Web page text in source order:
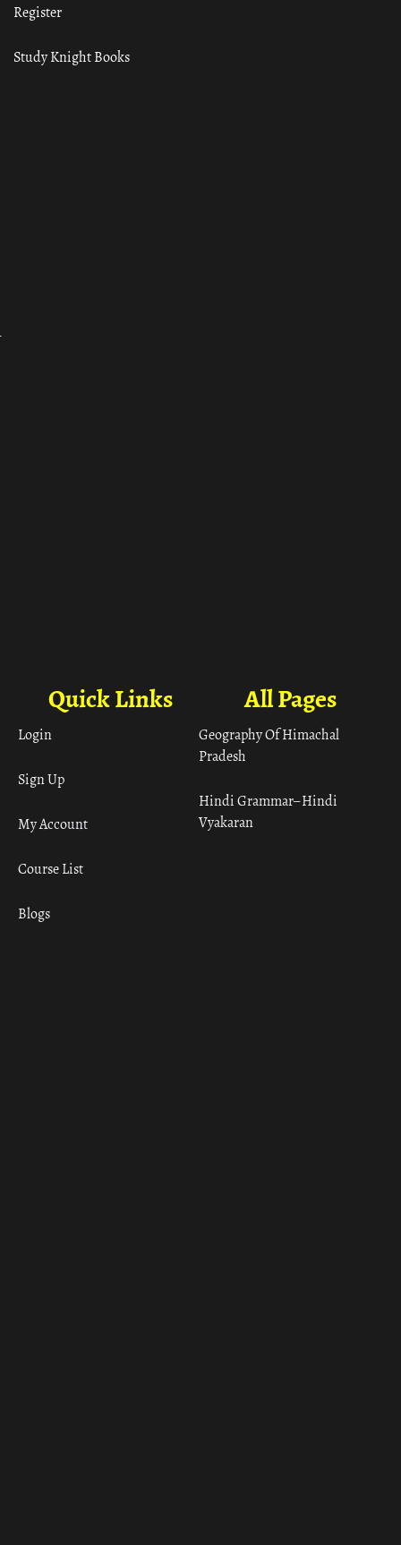
Register
Study Knight Books
All Pages
Geography Of Himachal
Pradesh
Hindi Grammar– Hindi
Vyakaran
Quick Links
Login
Sign Up
My Account
Course List
Blogs